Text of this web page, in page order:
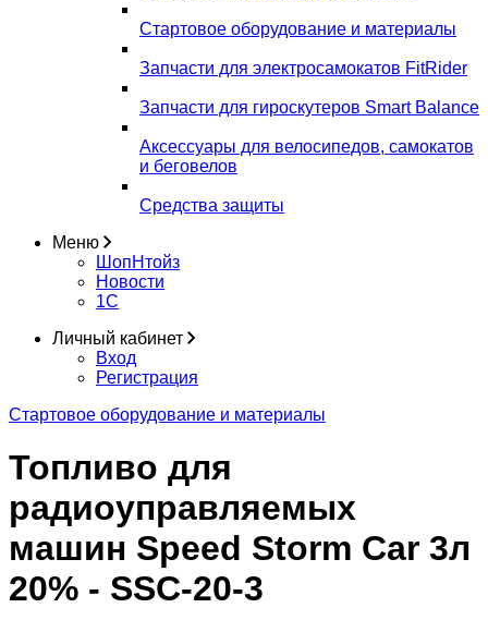
Стартовое оборудование и материалы
Запчасти для электросамокатов FitRider
Запчасти для гироскутеров Smart Balance
Аксессуары для велосипедов, самокатов
и беговелов
Средства защиты
Меню
ШопНтойз
Новости
1C
Личный кабинет
Вход
Регистрация
Стартовое оборудование и материалы
Топливо для
радиоуправляемых
машин Speed Storm Car 3л
20% - SSC-20-3